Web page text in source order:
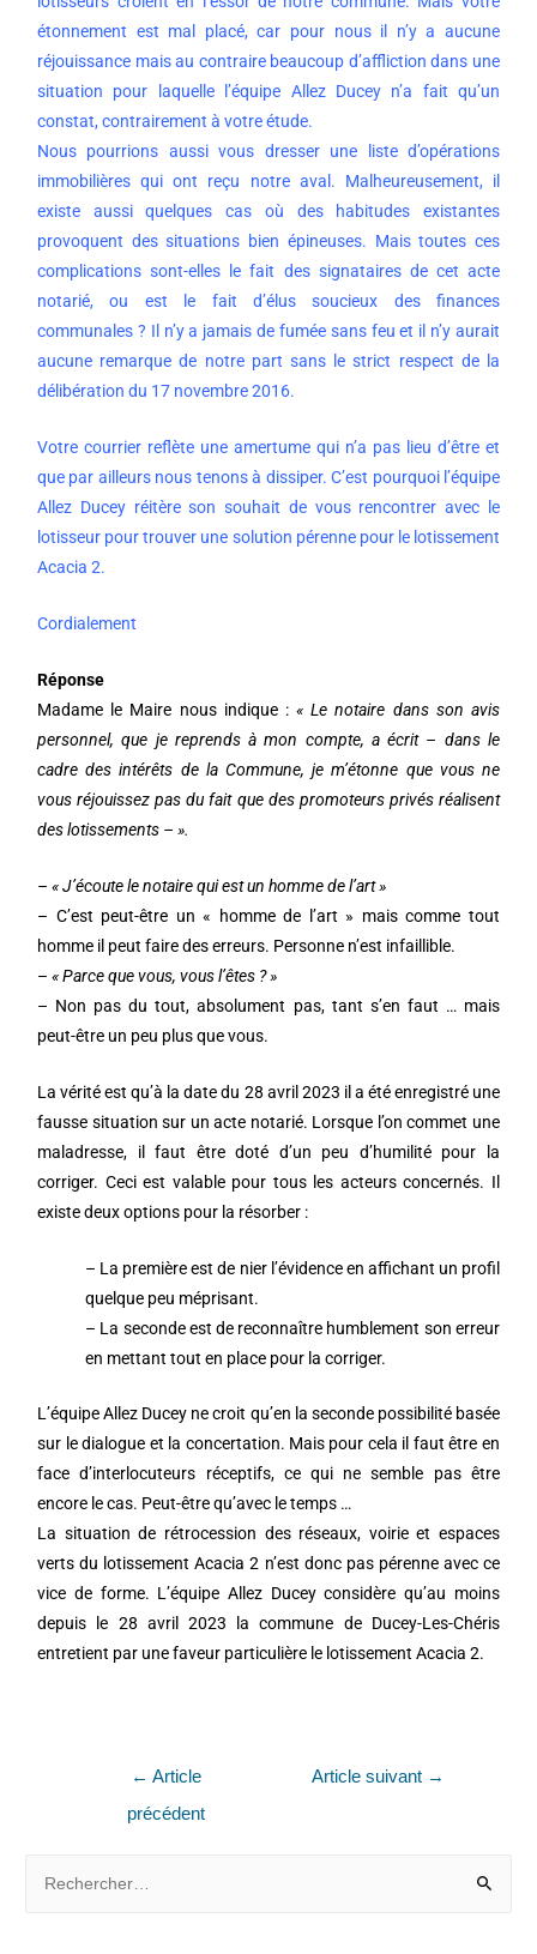
étonnement est mal placé, car pour nous il n’y a aucune
réjouissance mais au contraire beaucoup d’affliction dans une
situation pour laquelle l’équipe Allez Ducey n’a fait qu’un
constat, contrairement à votre étude.
Nous pourrions aussi vous dresser une liste d’opérations
immobilières qui ont reçu notre aval. Malheureusement, il
existe aussi quelques cas où des habitudes existantes
provoquent des situations bien épineuses. Mais toutes ces
complications sont-elles le fait des signataires de cet acte
notarié, ou est le fait d’élus soucieux des finances
communales ? Il n’y a jamais de fumée sans feu et il n’y aurait
aucune remarque de notre part sans le strict respect de la
délibération du 17 novembre 2016.
Votre courrier reflète une amertume qui n’a pas lieu d’être et
que par ailleurs nous tenons à dissiper. C’est pourquoi l’équipe
Allez Ducey réitère son souhait de vous rencontrer avec le
lotisseur pour trouver une solution pérenne pour le lotissement
Acacia 2.
Cordialement
Réponse
Madame le Maire nous indique :« Le notaire dans son avis
personnel, que je reprends à mon compte, a écrit – dans le
cadre des intérêts de la Commune, je m’étonne que vous ne
vous réjouissez pas du fait que des promoteurs privés réalisent
des lotissements – ».
– « J’écoute le notaire qui est un homme de l’art »
– C’est peut-être un « homme de l’art » mais comme tout
homme il peut faire des erreurs. Personne n’est infaillible.
–« Parce que vous, vous l’êtes ? »
– Non pas du tout, absolument pas, tant s’en faut … mais
peut-être un peu plus que vous.
La vérité est qu’à la date du 28 avril 2023 il a été enregistré une
fausse situation sur un acte notarié. Lorsque l’on commet une
maladresse, il faut être doté d’un peu d’humilité pour la
corriger. Ceci est valable pour tous les acteurs concernés. Il
existe deux options pour la résorber :
– La première est de nier l’évidence en affichant un profil
quelque peu méprisant.
– La seconde est de reconnaître humblement son erreur
en mettant tout en place pour la corriger.
L’équipe Allez Ducey ne croit qu’en la seconde possibilité basée
sur le dialogue et la concertation. Mais pour cela il faut être en
face d’interlocuteurs réceptifs, ce qui ne semble pas être
encore le cas. Peut-être qu’avec le temps …
La situation de rétrocession des réseaux, voirie et espaces
verts du lotissement Acacia 2 n’est donc pas pérenne avec ce
vice de forme. L’équipe Allez Ducey considère qu’au moins
depuis le 28 avril 2023 la commune de Ducey-Les-Chéris
entretient par une faveur particulière le lotissement Acacia 2.
← Article
précédent
Article suivant →